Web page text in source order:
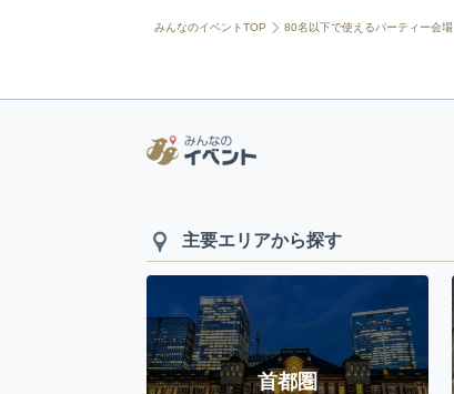
みんなのイベントTOP 80名以下で使えるパーティー会場
主要エリアから探す
首都圏